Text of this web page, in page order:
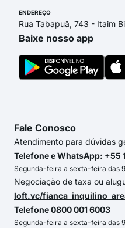
ENDEREÇO
Rua Tabapuã, 743 - Itaim
Baixe nosso app
Fale Conosco
Atendimento para dúvidas
Telefone e WhatsApp: +55
Segunda-feira a sexta-feira das
Negociação de taxa ou
loft.vc/
Telefone 0800 001 6003
Segunda-feira a sexta-feira das